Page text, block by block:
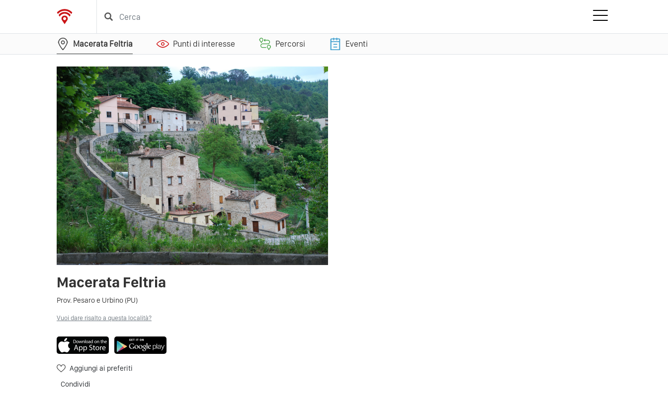
Macerata Feltria Punti di interesse Percorsi Eventi
Macerata Feltria
Prov. Pesaro e Urbino (PU)
Vuoi dare risalto a questa località?
Aggiungi ai preferiti
Condividi